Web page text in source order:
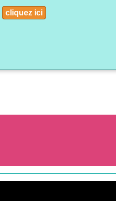
cliquez ici